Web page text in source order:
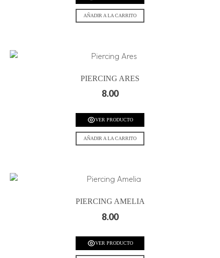
AÑADIR A LA CARRITO
PIERCING ARES
8.00
VER PRODUCTO
AÑADIR A LA CARRITO
PIERCING AMELIA
8.00
VER PRODUCTO